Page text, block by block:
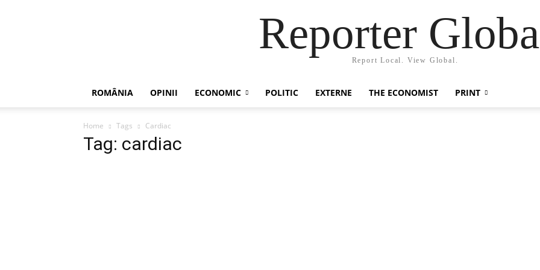
Reporter
Report Local. View Global.
ROMÂNIA OPINII ECONOMIC POLITIC EXTERNE THE ECONOMIST PRINT
Home Tags Cardiac
Tag: cardiac